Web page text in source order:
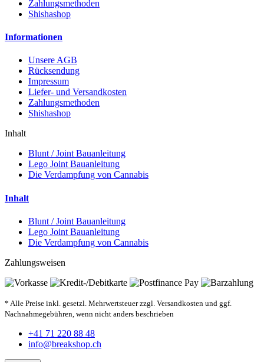
Zahlungsmethoden
Shishashop
Informationen
Unsere AGB
Rücksendung
Impressum
Liefer- und Versandkosten
Zahlungsmethoden
Shishashop
Inhalt
Blunt / Joint Bauanleitung
Lego Joint Bauanleitung
Die Verdampfung von Cannabis
Inhalt
Blunt / Joint Bauanleitung
Lego Joint Bauanleitung
Die Verdampfung von Cannabis
Zahlungsweisen
* Alle Preise inkl. gesetzl. Mehrwertsteuer zzgl. Versandkosten und ggf.
Nachnahmegebühren, wenn nicht anders beschrieben
+41 71 220 88 48
info@breakshop.ch